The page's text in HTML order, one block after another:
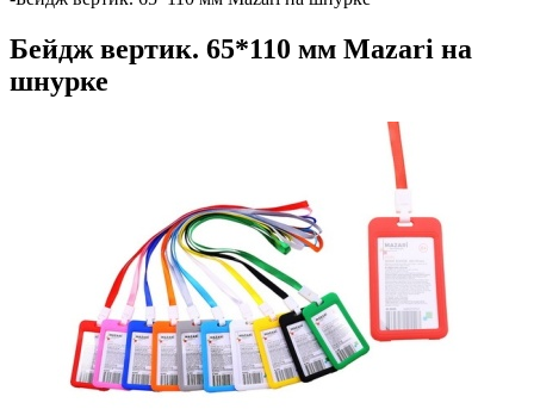
Бейдж вертик. 65*110 мм Mazari на
шнурке